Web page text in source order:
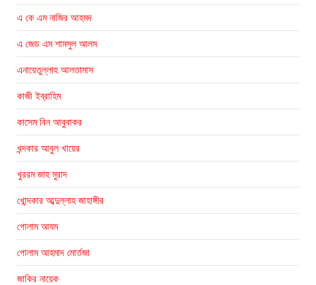
এ কে এম নাজির আহমদ
এ জেড এম শামসুল আলম
এনায়েতুল্লাহ আলতামাস
কাজী ইব্রাহিম
কাসেম বিন আবুবাকর
খন্দকার আবুল খায়ের
খুররম জাহ মুরাদ
খোন্দকার আব্দুল্লাহ জাহাঙ্গীর
গোলাম আযম
গোলাম আহমাদ মোর্তজা
জাকির নায়েক